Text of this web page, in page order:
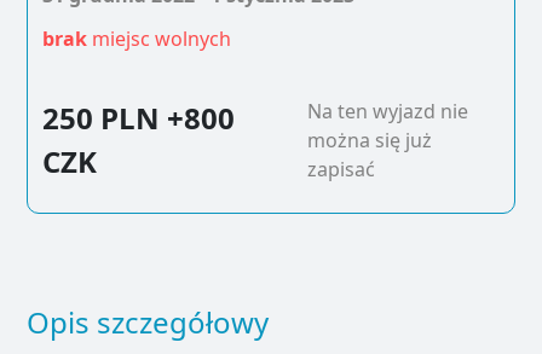
brak miejsc wolnych
250 PLN +800
CZK
Na ten wyjazd nie
można się już
zapisać
Opis szczegółowy